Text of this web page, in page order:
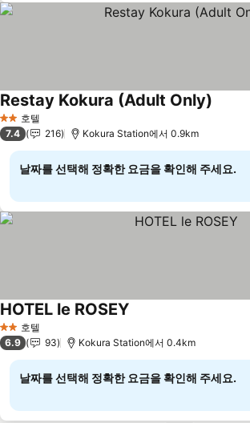
2 성급호텔
Restay Kokura (Adult Only)
7.4 216 Kokura Station에서 0.9km
날짜를 선택해 정확한 요금을 확인해 주세요.
2 성급호텔
HOTEL le ROSEY
6.9 93 Kokura Station에서 0.4km
날짜를 선택해 정확한 요금을 확인해 주세요.